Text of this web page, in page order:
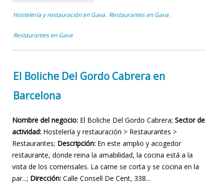
Hostelería y restauración en Gava , Restaurantes en Gava ,
Restaurantes en Gava
El Boliche Del Gordo Cabrera en
Barcelona
Nombre del negocio: El Boliche Del Gordo Cabrera; Sector de
actividad: Hostelería y restauración > Restaurantes >
Restaurantes; Descripción: En este amplio y acogedor
restaurante, donde reina la amabilidad, la cocina está a la
vista de los comensales. La carne se corta y se cocina en la
par...; Dirección: Calle Consell De Cent, 338...